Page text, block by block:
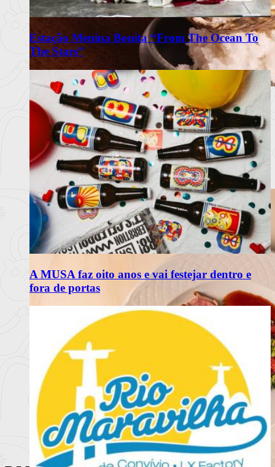
Estação Menina Bonita “From The Ocean To
The Stars”
A MUSA faz oito anos e vai festejar dentro e
fora de portas
Omakase Wa celebra a tradição do
Edomae Sushi em Lisboa
Restaurante com recomendação do Guia Michelin propõe
experiência intimis
Ler mais+